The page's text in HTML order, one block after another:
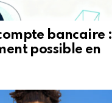
bancaire :
possible en